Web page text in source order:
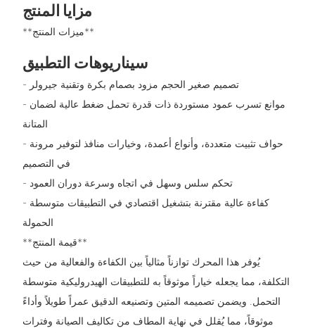
مزايا المنتج
**ميزات المنتج**
سيناريوهات التطبيق
- تصميم صغير الحجم مزود بصمام بكرة وتقنية جيرولر
- موانع تسرب عمود مستوردة ذات قدرة تحمل ضغط عالية لضمان
المتانة
- حواف تثبيت متعددة، وأنواع أعمدة، وخيارات منافذ لتوفير مرونة
في التصميم
- تحكم سلس وسهل في اتجاه وسرعة دوران العمود
- كفاءة عالية مقترنة بتشغيل اقتصادي في التطبيقات متوسطة
الحمولة
**قيمة المنتج**
يُوفر هذا المحرك توازناً مثالياً بين الكفاءة والفعالية من حيث
التكلفة، مما يجعله خياراً موثوقاً به للتطبيقات الهيدروليكية متوسطة
التحمل. ويضمن تصميمه المتين وتصنيعه الدقيق عمراً طويلاً وأداءً
موثوقاً، مما يُقلل في نهاية المطاف من تكاليف الصيانة وفترات